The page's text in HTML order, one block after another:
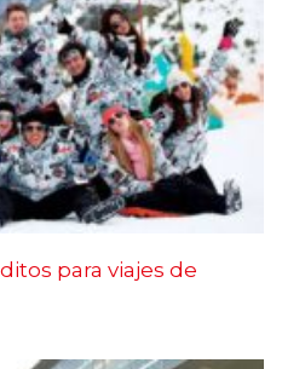
para viajes de